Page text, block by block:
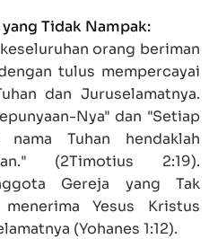
Tidak Nampak:
orang beriman
tulus mempercayai
dan Juruselamatnya.
Nya" dan "Setiap
Tuhan hendaklah
(2Timotius 2:19).
Gereja yang Tak
Yesus Kristus
(Yohanes 1:12).